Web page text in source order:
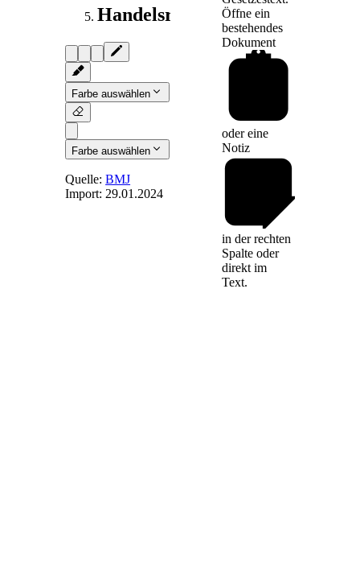
Handelsrecht
Farbe auswählen
Farbe auswählen
Quelle:BMJ
Import: 29.01.2024
Öffne ein
bestehendes
Dokument
oder eine
Notiz
in der rechten
Spalte oder
direkt im
Text.